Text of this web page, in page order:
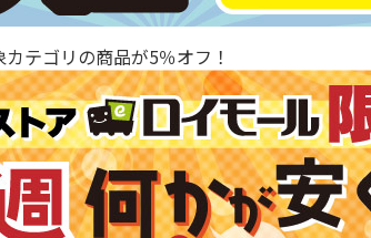
テゴリの商品が5％オフ！